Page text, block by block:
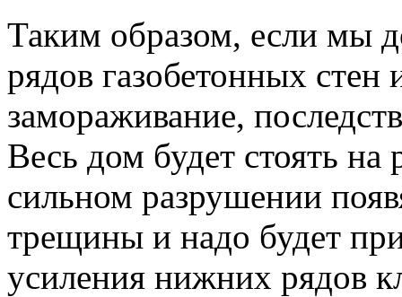
Таким образом, если мы
рядов газобетонных
замораживание,
Весь дом будет стоять
сильном разрушении
трещины и надо будет
усиления нижних рядов